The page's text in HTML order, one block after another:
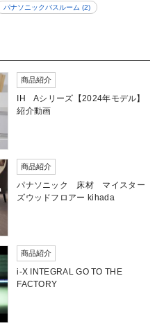
パナソニックバスルーム (2)
商品紹介
IH Aシリーズ【2024年モデル】
紹介動画
商品紹介
パナソニック 床材 マイスター
ズウッドフロアー kihada
商品紹介
i-X INTEGRAL GO TO THE
FACTORY